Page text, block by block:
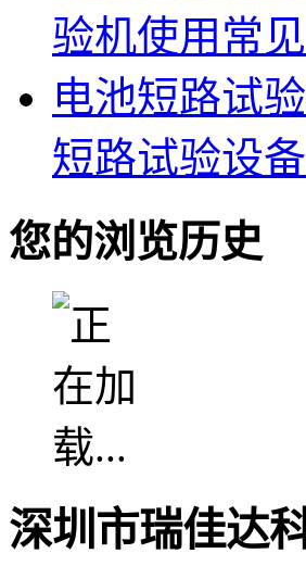
验机使用常
电池短路试
短路试验设
您的浏览历史
深圳市瑞佳达